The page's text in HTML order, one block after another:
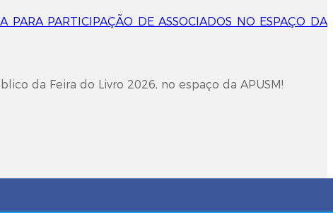
PARA PARTICIPAÇÃO DE ASSOCIADOS NO ESPAÇO DA
da Feira do Livro 2026, no espaço da APUSM!